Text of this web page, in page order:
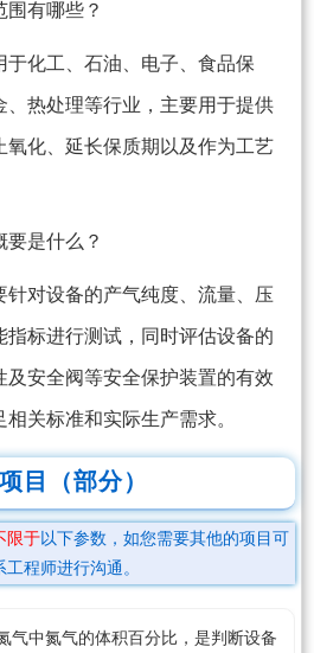
围有哪些？
于化工、石油、电子、食品保
、热处理等行业，主要用于提供
氧化、延长保质期以及作为工艺
要是什么？
针对设备的产气纯度、流量、压
指标进行测试，同时评估设备的
及安全阀等安全保护装置的有效
关标准和实际生产需求。
目（部分）
限于以下参数，如您需要其他的项目可
工程师进行沟通。
气中氮气的体积百分比，是判断设备